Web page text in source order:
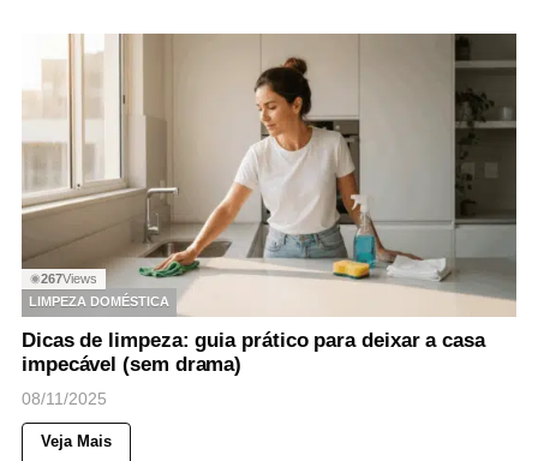
◉267Views
LIMPEZA DOMÉSTICA
Dicas de limpeza: guia prático para deixar a casa
impecável (sem drama)
08/11/2025
Veja Mais